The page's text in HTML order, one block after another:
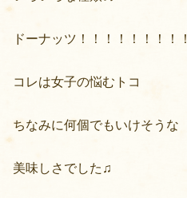
ドーナッツ！！！！！！！！！
コレは女子の悩むトコ
ちなみに何個でもいけそうな
美味しさでした♫